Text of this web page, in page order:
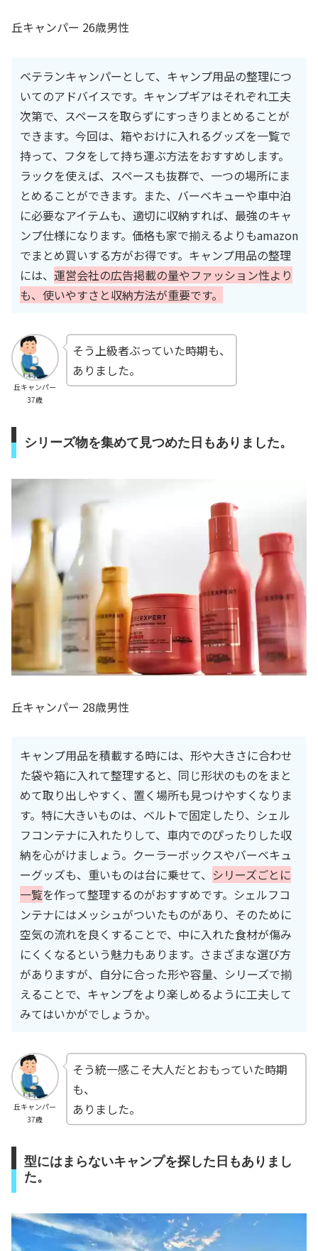
丘キャンパー 26歳男性
ベテランキャンパーとして、キャンプ用品の整理につ
いてのアドバイスです。キャンプギアはそれぞれ工夫
次第で、スペースを取らずにすっきりまとめることが
できます。今回は、箱やおけに入れるグッズを一覧で
持って、フタをして持ち運ぶ方法をおすすめします。
ラックを使えば、スペースも抜群で、一つの場所にま
とめることができます。また、バーベキューや車中泊
に必要なアイテムも、適切に収納すれば、最強のキャ
ンプ仕様になります。価格も家で揃えるよりもamazon
でまとめ買いする方がお得です。キャンプ用品の整理
には、 運営会社の広告掲載の量やファッション性より
も、使いやすさと収納方法が重要です。
丘キャンパー
37歳
そう上級者ぶっていた時期も、
ありました。
シリーズ物を集めて見つめた日もありました。
丘キャンパー 28歳男性
キャンプ用品を積載する時には、形や大きさに合わせ
た袋や箱に入れて整理すると、同じ形状のものをまと
めて取り出しやすく、置く場所も見つけやすくなりま
す。特に大きいものは、ベルトで固定したり、シェル
フコンテナに入れたりして、車内でのぴったりした収
納を心がけましょう。クーラーボックスやバーベキュ
ーグッズも、重いものは台に乗せて、 シリーズごとに
一覧を作って整理するのがおすすめです。シェルフコ
ンテナにはメッシュがついたものがあり、そのために
空気の流れを良くすることで、中に入れた食材が傷み
にくくなるという魅力もあります。さまざまな選び方
がありますが、自分に合った形や容量、シリーズで揃
えることで、キャンプをより楽しめるように工夫して
みてはいかがでしょうか。
丘キャンパー
37歳
そう統一感こそ大人だとおもっていた時期
も、
ありました。
型にはまらないキャンプを探した日もありまし
た。